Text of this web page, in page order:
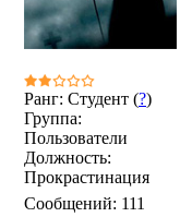
Ранг: Студент (?)
Группа:
Пользователи
Должность:
Прокрастинация
Сообщений: 111